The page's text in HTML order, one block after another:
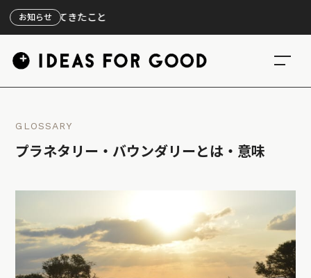
お知らせ
GLOSSARY
プラネタリー・バウンダリーとは・意味